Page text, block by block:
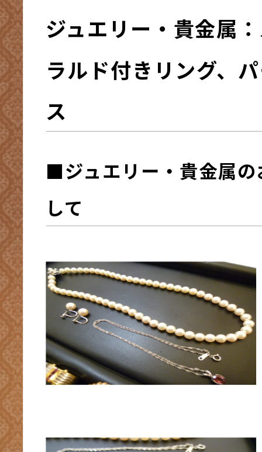
ジュエリー・貴金属
ラルド付きリング、
ス
■ジュエリー・貴金属の
して